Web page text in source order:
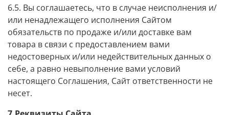
6.5. Вы соглашаетесь, что в случае неисполнения и/
или ненадлежащего исполнения Сайтом
обязательств по продаже и/или доставке вам
товара в связи с предоставлением вами
недостоверных и/или недействительных данных о
себе, а равно невыполнение вами условий
настоящего Соглашения, Сайт ответственности не
несет.